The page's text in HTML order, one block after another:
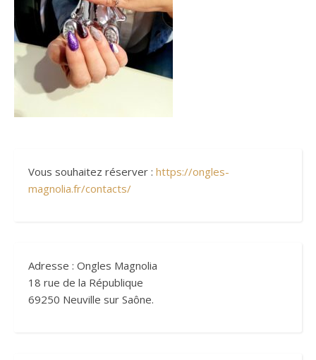
Vous souhaitez réserver : https://ongles-
magnolia.fr/contacts/
Adresse : Ongles Magnolia
18 rue de la République
69250 Neuville sur Saône.